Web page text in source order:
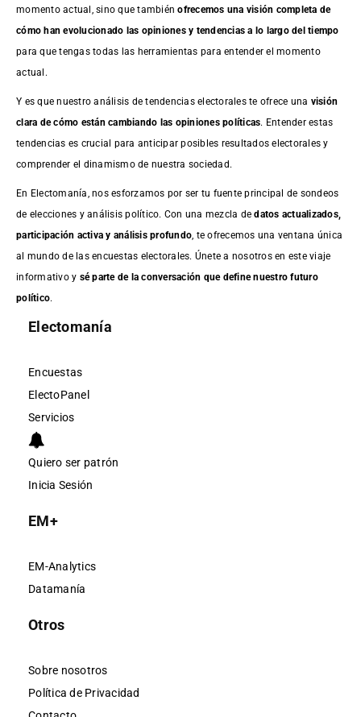
momento actual, sino que tambiénofrecemos una visión completa de
cómo han evolucionado las opiniones y tendencias a lo largo del tiempo
para que tengas todas las herramientas para entender el momento
actual.
Y es que nuestro análisis de tendencias electorales te ofrece una visión
clara de cómo están cambiando las opiniones políticas. Entender estas
tendencias es crucial para anticipar posibles resultados electorales y
comprender el dinamismo de nuestra sociedad.
En Electomanía, nos esforzamos por ser tu fuente principal de sondeos
de elecciones y análisis político. Con una mezcla dedatos actualizados,
participación activa y análisis profundo , te ofrecemos una ventana única
al mundo de las encuestas electorales. Únete a nosotros en este viaje
informativo y sé parte de la conversación que define nuestro futuro
político.
Electomanía
Encuestas
ElectoPanel
Servicios
Quiero ser patrón
Inicia Sesión
EM+
EM-Analytics
Datamanía
Otros
Sobre nosotros
Política de Privacidad